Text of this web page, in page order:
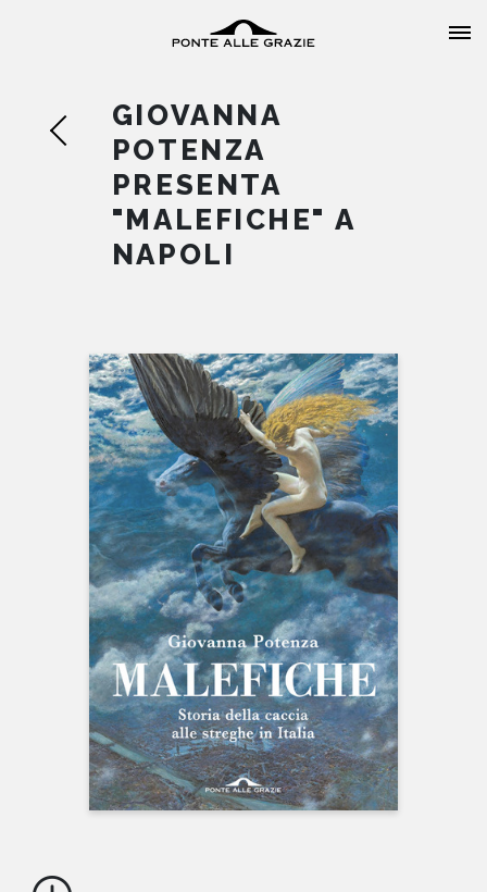
HOME
CATALOGO
AUTORI
EVENTI
NEWS
CONTATTI
GIOVANNA
POTENZA
PRESENTA
"MALEFICHE" A
NAPOLI